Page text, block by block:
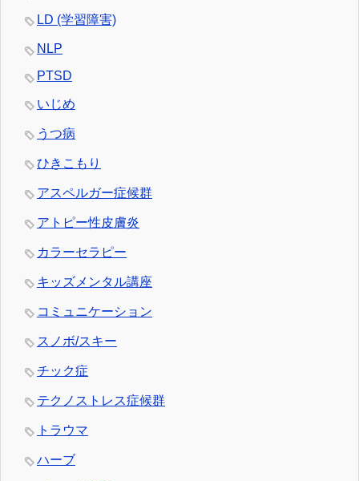
LD (学習障害)
NLP
PTSD
いじめ
うつ病
ひきこもり
アスペルガー症候群
アトピー性皮膚炎
カラーセラピー
キッズメンタル講座
コミュニケーション
スノボ/スキー
チック症
テクノストレス症候群
トラウマ
ハーブ